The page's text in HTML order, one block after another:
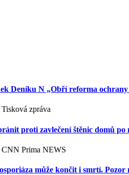
Deníku N „Obří reforma
zpráva
proti zavlečení štěnic domů
CNN Prima NEWS
může končit i smrtí.